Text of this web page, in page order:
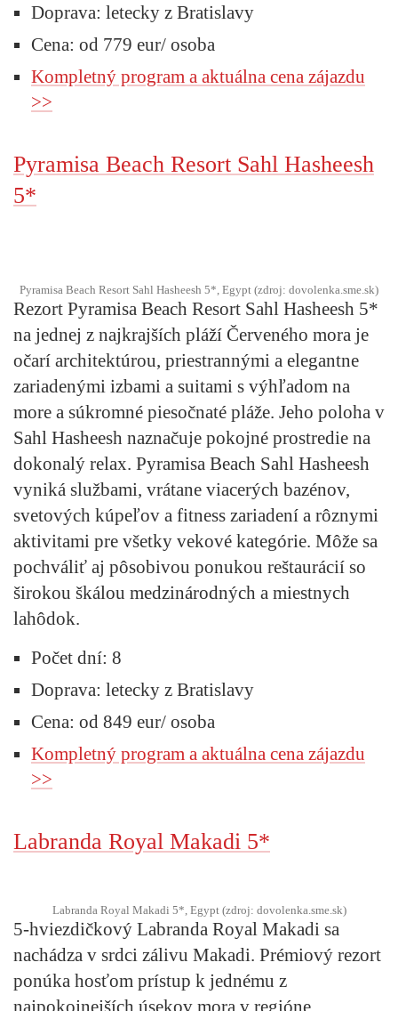
Doprava: letecky z Bratislavy
Cena: od 779 eur/ osoba
Kompletný program a aktuálna cena zájazdu
>>
Pyramisa Beach Resort Sahl Hasheesh
5*
Pyramisa Beach Resort Sahl Hasheesh 5*, Egypt (zdroj: dovolenka.sme.sk)
Rezort Pyramisa Beach Resort Sahl Hasheesh 5*
na jednej z najkrajších pláží Červeného mora je
očarí architektúrou, priestrannými a elegantne
zariadenými izbami a suitami s výhľadom na
more a súkromné piesočnaté pláže. Jeho poloha v
Sahl Hasheesh naznačuje pokojné prostredie na
dokonalý relax. Pyramisa Beach Sahl Hasheesh
vyniká službami, vrátane viacerých bazénov,
svetových kúpeľov a fitness zariadení a rôznymi
aktivitami pre všetky vekové kategórie. Môže sa
pochváliť aj pôsobivou ponukou reštaurácií so
širokou škálou medzinárodných a miestnych
lahôdok.
Počet dní: 8
Doprava: letecky z Bratislavy
Cena: od 849 eur/ osoba
Kompletný program a aktuálna cena zájazdu
>>
Labranda Royal Makadi 5*
Labranda Royal Makadi 5*, Egypt (zdroj: dovolenka.sme.sk)
5-hviezdičkový Labranda Royal Makadi sa
nachádza v srdci zálivu Makadi. Prémiový rezort
ponúka hosťom prístup k jednému z
najpokojnejších úsekov mora v regióne.